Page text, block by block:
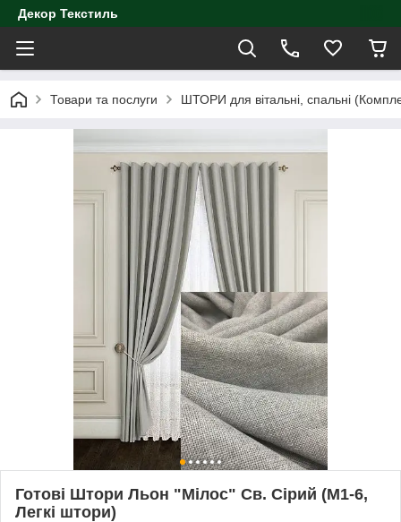
Декор Текстиль
Товари та послуги ШТОРИ для вітальні, спальні
Готові Штори Льон "Мілос" Св. Сірий (М1-6,
Легкі штори)